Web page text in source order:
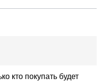
кто покупать будет